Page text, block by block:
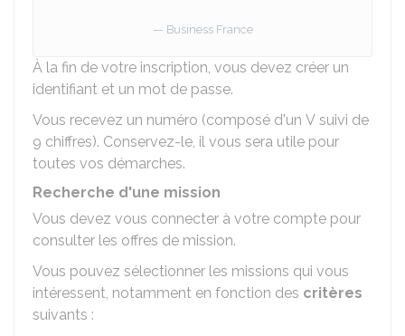
Business France
À la fin de votre inscription, vous devez créer un
identifiant et un mot de passe.
Vous recevez un numéro (composé d'un V suivi de
9 chiffres). Conservez-le, il vous sera utile pour
toutes vos démarches.
Recherche d'une mission
Vous devez vous connecter à votre compte pour
consulter les offres de mission.
Vous pouvez sélectionner les missions qui vous
intéressent, notamment en fonction des critères
suivants :